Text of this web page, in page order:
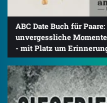
ABC Date Buch für
unvergessliche
- mit Platz um